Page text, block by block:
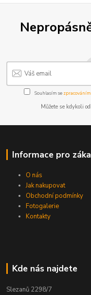
Souhlasím se
Můžete se kdykoli
Informace pro
O nás
Jak nakupovat
Obchodní podmínky
Fotogalerie
Kontakty
Kde nás najdete
Slezanů 2298/7